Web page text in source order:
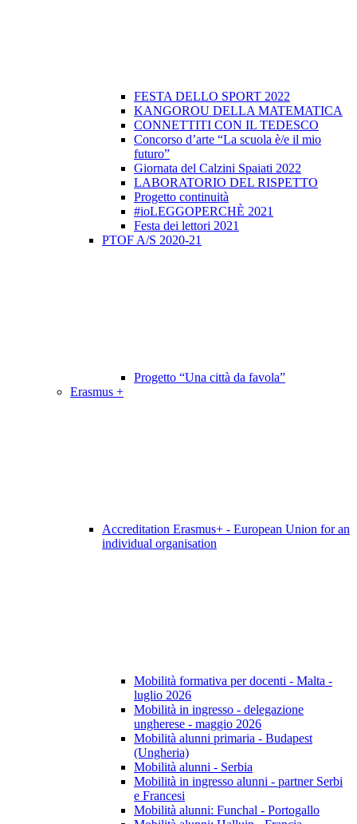
FESTA DELLO SPORT 2022
KANGOROU DELLA MATEMATICA
CONNETTITI CON IL TEDESCO
Concorso d’arte “La scuola è/e il mio
futuro”
Giornata del Calzini Spaiati 2022
LABORATORIO DEL RISPETTO
Progetto continuità
#ioLEGGOPERCHÈ 2021
Festa dei lettori 2021
PTOF A/S 2020-21
Progetto “Una città da favola”
Erasmus +
Accreditation Erasmus+ - European Union for an
individual organisation
Mobilità formativa per docenti - Malta -
luglio 2026
Mobilità in ingresso - delegazione
ungherese - maggio 2026
Mobilità alunni primaria - Budapest
(Ungheria)
Mobilità alunni - Serbia
Mobilità in ingresso alunni - partner Serbi
e Francesi
Mobilità alunni: Funchal - Portogallo